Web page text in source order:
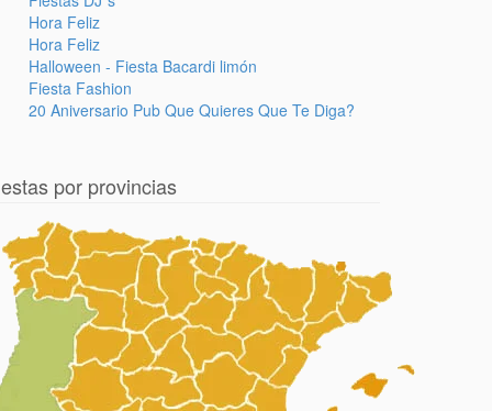
Hora Feliz
Hora Feliz
Halloween - Fiesta Bacardi limón
Fiesta Fashion
20 Aniversario Pub Que Quieres Que Te Diga?
por provincias